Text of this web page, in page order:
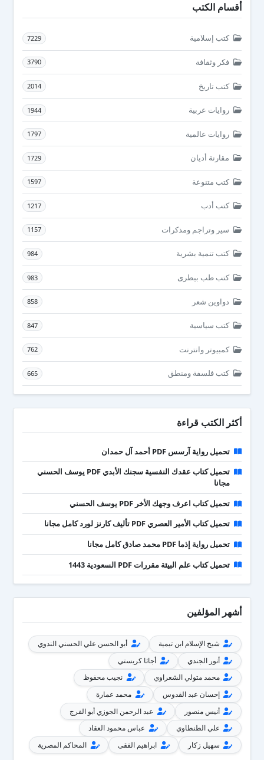
أقسام الكتب
كتب إسلامية 7229
فكر وثقافة 3790
كتب تاريخ 2014
روايات عربية 1944
روايات عالمية 1797
مقارنة أديان 1729
كتب متنوعة 1597
كتب أدب 1217
سير وتراجم ومذكرات 1157
كتب تنمية بشرية 984
كتب طب بيطرى 983
دواوين شعر 858
كتب سياسية 847
كمبيوتر وانترنت 762
كتب فلسفة ومنطق 665
أكثر الكتب قراءة
تحميل رواية آرسس PDF أحمد آل حمدان
تحميل كتاب عقدك النفسية سجنك الأبدي PDF يوسف الحسني
مجانا
تحميل كتاب اعرف وجهك الأخر PDF يوسف الحسني
تحميل كتاب الأمير العصري PDF تأليف كارنز لورد كامل مجانا
تحميل رواية إذما PDF محمد صادق كامل مجانا
تحميل كتاب علم البيئة مقررات PDF السعودية 1443
أشهر المؤلفين
شيخ الإسلام ابن تيمية
أبو الحسن علي الحسني الندوي
أنور الجندي
أجاثا كريستي
محمد متولي الشعراوي
نجيب محفوظ
إحسان عبد القدوس
محمد عمارة
أنيس منصور
عبد الرحمن الجوزي أبو الفرج
علي الطنطاوي
عباس محمود العقاد
سهيل زكار
ابراهيم الفقى المحاكم المصرية